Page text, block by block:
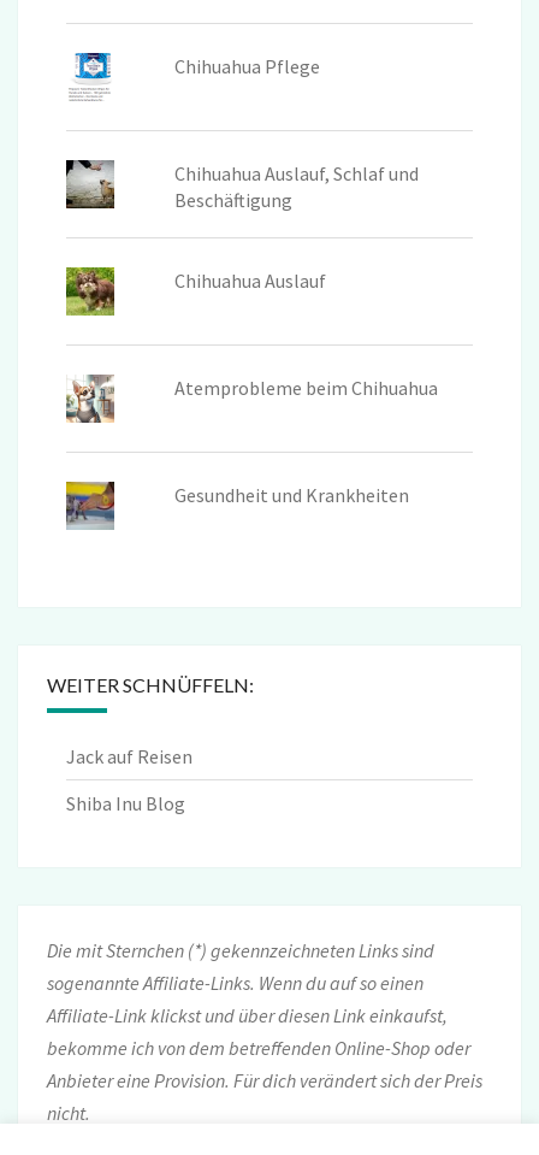
Chihuahua Pflege
Chihuahua Auslauf, Schlaf und
Beschäftigung
Chihuahua Auslauf
Atemprobleme beim Chihuahua
Gesundheit und Krankheiten
WEITER SCHNÜFFELN:
Jack auf Reisen
Shiba Inu Blog
Die mit Sternchen (*) gekennzeichneten Links sind
sogenannte Affiliate-Links. Wenn du auf so einen
Affiliate-Link klickst und über diesen Link einkaufst,
bekomme ich von dem betreffenden Online-Shop oder
Anbieter eine Provision. Für dich verändert sich der Preis
nicht.